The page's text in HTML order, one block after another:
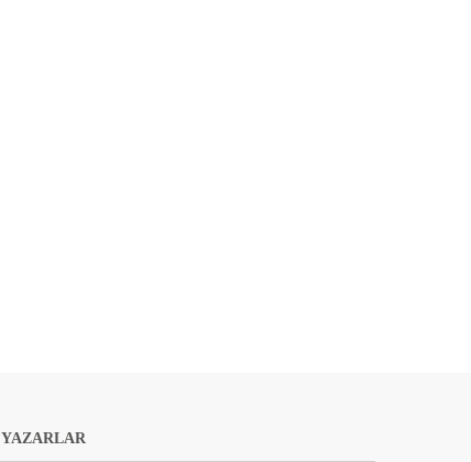
YAZARLAR